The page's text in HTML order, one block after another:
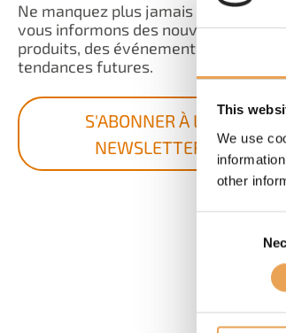
This
We use
other
Ne manquez plus jamais rien ! Nous
vous informons des nouveaux
produits, des événements et des
tendances futures.
S'ABONNER À LA
NEWSLETTER